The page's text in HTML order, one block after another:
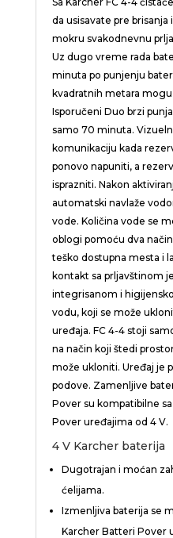
da usisavate pre
mokru svakodnevnu
Uz dugo vreme rada
minuta po punjenju
kvadratnih metara
Isporučeni Duo brzi
samo 70 minuta.
komunikaciju kada
ponovo napuniti, a
isprazniti. Nakon
automatski navlaže
vode. Količina vode se
oblogi pomoću dva
teško dostupna mesta i
kontakt sa prljavštinom
integrisanom i
vodu, koji se može
uređaja. FC 4-4 stoji
na način koji štedi
može ukloniti. Uređaj je
podove. Zamenljive
Pover su kompatibilne
Pover uređajima od 4 V.
4 V Karcher baterija
Dugotrajan i moćan
ćelijama.
Izmenljiva baterija se
Karcher Batteri Pover